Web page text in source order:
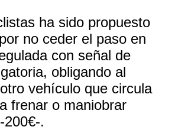
ha sido propuesto
no ceder el paso en
con señal de
obligando al
vehículo que circula
frenar o maniobrar
200€-.